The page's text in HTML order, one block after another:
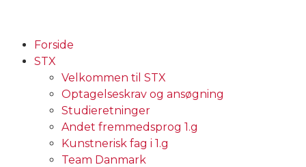
Forside
STX
Velkommen til STX
Optagelseskrav og ansøgning
Studieretninger
Andet fremmedsprog 1.g
Kunstnerisk fag i 1.g
Team Danmark